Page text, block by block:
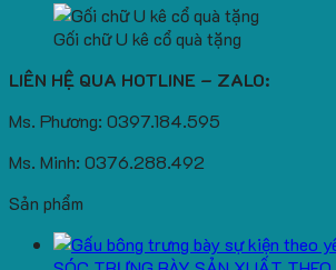
Gối chữ U kê cổ quà tặng
LIÊN HỆ QUA HOTLINE – ZALO:
Ms. Phương: 0397.184.595
Ms. Minh: 0376.288.492
Sản phẩm